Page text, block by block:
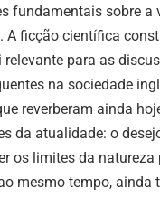
fundamentais sobre a
A ficção científica
relevante para as
na sociedade
reverberam ainda
da atualidade: o
os limites da natureza
mesmo tempo, ainda